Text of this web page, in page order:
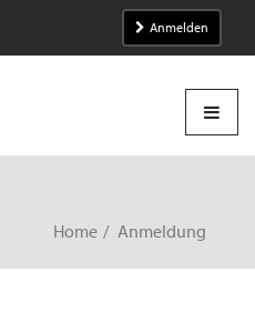
Anmelden
Home Anmeldung